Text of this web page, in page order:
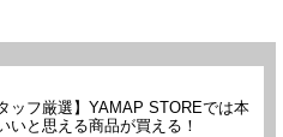
タッフ厳選】YAMAP STOREでは本
いと思える商品が買える！